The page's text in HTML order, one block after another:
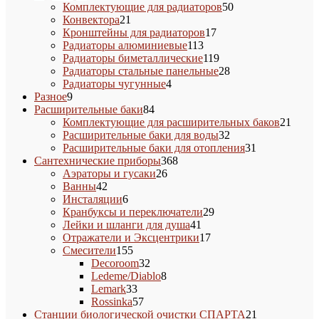
товара
Комплектующие для радиаторов5050
Конвектора21
товар
Кронштейны для радиаторов1717
Радиаторы алюминиевые113113
товаров
Радиаторы биметаллические119119
товаров
Радиаторы стальные панельные2828
Радиаторы чугунные44
Разное99
товаров
Расширительные баки8484
товара
Комплектующие для расширительных баков21
Расширительные баки для воды32
товара
Расширительные баки для отопления31
Сантехнические приборы368368
Аэраторы и гусаки2626
Ванны42
товара
Инсталяции66
товаров
Кранбуксы и переключатели2929
Лейки и шланги для душа41
товар
Отражатели и Эксцентрики1717
Смесители155155
товаров
Decoroom32
товара
Ledeme/Diablo88
Lemark3333
товара
Rossinka5757
товаров
Станции биологической очистки СПАРТА21